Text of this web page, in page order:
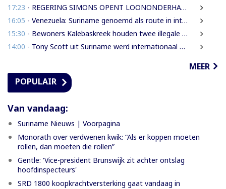
17:23 - REGERING SIMONS OPENT LOONONDERHANDELINGEN MET OVERHEIDSVAKBONDEN NA LICHTE FINANCIËLE ADEMRUIMTE
16:05 - Venezuela: Suriname genoemd als route in internationale cocaïnesmokkel naar Europa
15:30 - Bewoners Kalebaskreek houden twee illegale vreemdelingen aan met vuurwapen en communicatieapparatuur
14:00 - Tony Scott uit Suriname werd internationaal bekend door zijn hiphouse muziek
MEER
POPULAIR
Van vandaag:
Suriname Nieuws | Voorpagina
Monorath over verdwenen kwik: “Als er koppen moeten
rollen, dan moeten die rollen”
Gentle: 'Vice-president Brunswijk zit achter ontslag
hoofdinspecteurs'
SRD 1800 koopkrachtversterking gaat vandaag in